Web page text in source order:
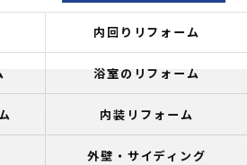
内回りリフォーム
浴室のリフォーム
内装リフォーム
外壁・サイディング